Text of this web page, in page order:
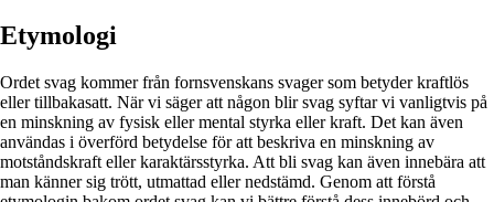
Etymologi
Ordet svag kommer från fornsvenskans svager som betyder kraftlös
eller tillbakasatt. När vi säger att någon blir svag syftar vi vanligtvis på
en minskning av fysisk eller mental styrka eller kraft. Det kan även
användas i överförd betydelse för att beskriva en minskning av
motståndskraft eller karaktärsstyrka. Att bli svag kan även innebära att
man känner sig trött, utmattad eller nedstämd. Genom att förstå